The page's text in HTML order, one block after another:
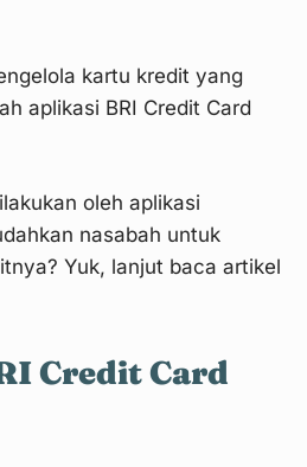
kartu kredit yang
aplikasi BRI Credit Card
oleh aplikasi
nasabah untuk
Yuk, lanjut baca artikel
Credit Card